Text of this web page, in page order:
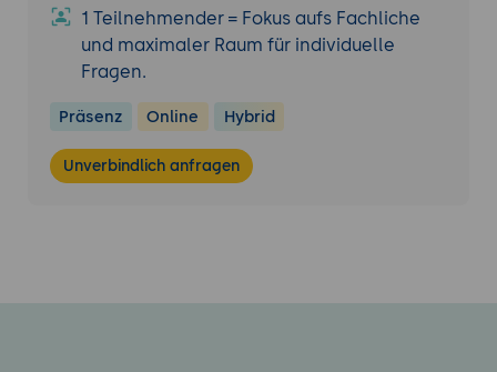
1 Teilnehmender = Fokus aufs Fachliche
und maximaler Raum für individuelle
Fragen.
Präsenz Online Hybrid
Unverbindlich anfragen